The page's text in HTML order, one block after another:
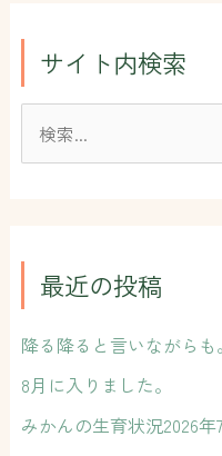
サイト内検索
索
最近の投稿
降る降ると言いながらも。
8月に入りました。
みかんの生育状況2026年